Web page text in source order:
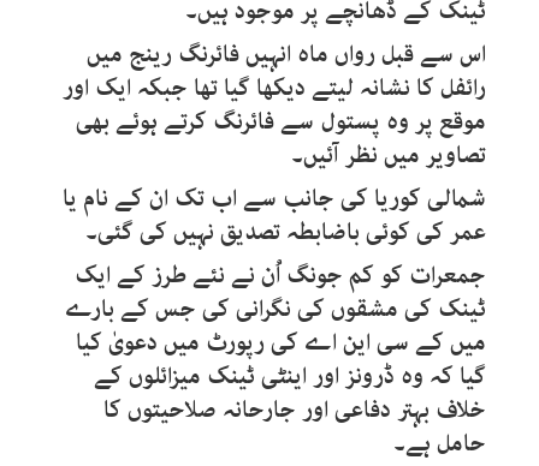
ٹینک کے ڈھانچے پر موجود ہیں۔
اس سے قبل رواں ماہ انہیں فائرنگ رینج میں
رائفل کا نشانہ لیتے دیکھا گیا تھا جبکہ ایک اور
موقع پر وہ پستول سے فائرنگ کرتے ہوئے بھی
تصاویر میں نظر آئیں۔
شمالی کوریا کی جانب سے اب تک ان کے نام یا
عمر کی کوئی باضابطہ تصدیق نہیں کی گئی۔
جمعرات کو کم جونگ اُن نے نئے طرز کے ایک
ٹینک کی مشقوں کی نگرانی کی جس کے بارے
میں کے سی این اے کی رپورٹ میں دعویٰ کیا
گیا کہ وہ ڈرونز اور اینٹی ٹینک میزائلوں کے
خلاف بہتر دفاعی اور جارحانہ صلاحیتوں کا
حامل ہے۔